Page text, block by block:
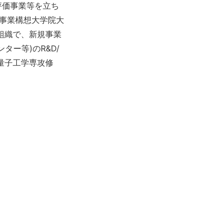
事業等を立ち
業構想大学院大
織で、新規事業
ター等)のR&D/
子工学専攻修